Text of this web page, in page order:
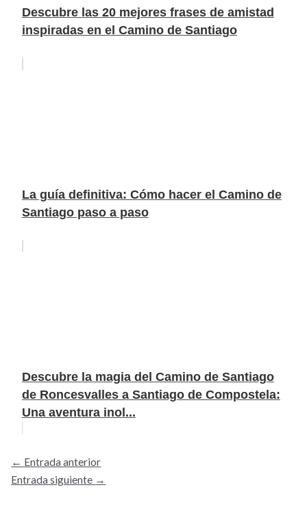
Descubre las 20 mejores frases de amistad
inspiradas en el Camino de Santiago
La guía definitiva: Cómo hacer el Camino de
Santiago paso a paso
Descubre la magia del Camino de Santiago
de Roncesvalles a Santiago de Compostela:
Una aventura inol...
← Entrada anterior
Entrada siguiente →